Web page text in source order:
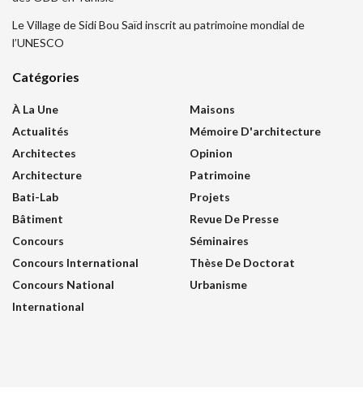
Le Village de Sidi Bou Saïd inscrit au patrimoine mondial de
l’UNESCO
Catégories
À La Une
Actualités
Architectes
Architecture
Bati-Lab
Bâtiment
Concours
Concours International
Concours National
International
Maisons
Mémoire D'architecture
Opinion
Patrimoine
Projets
Revue De Presse
Séminaires
Thèse De Doctorat
Urbanisme